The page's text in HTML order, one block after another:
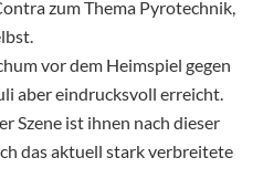
zum Thema Pyrotechnik,
vor dem Heimspiel gegen
aber eindrucksvoll erreicht.
Szene ist ihnen nach dieser
das aktuell stark verbreitete